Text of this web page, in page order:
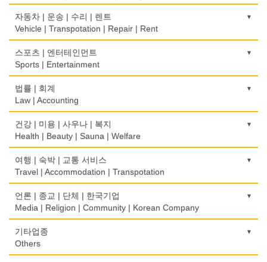
Denturist
한의원/한약
Oriental Herb/Acupuncture
약국
의사-내과
Internal Medicine
의사-물리치료/카이로 프랙터
Physiotherapy/Chiropractic Clinic
의사-비뇨기과
의사-산부인과
Obstetrician
의사-성형외과
Cosmetic Surgeon
결혼상담
Marriage Consulting
Florist
모피점
백화점/선물센터
보석/귀금속/시계
Jeweler/Jeweller
비디오-사진/촬영/편집/공급
Video Service
사진촬영
애완동물용품
Pet Shop
운전학원
Driving School
한글학교
Korean Language School
Boarding House
학교/학원
개인지도-체육
개인지도-음악
Private Lesson-Music
개인지도-옷수선
Private Lesson-Alteration
개인지도-어학/수학
Telephone/Communication Service
컴퓨터 판매/수리
Computer Sales/Repair
International Trade
Insurance/Investment/Finance
부동산 관리
Property Management
채무조정
Bankruptcy
Real Estate
은행/금융기관
Bank/Financing Service
광고 에이전트
Advertising Agency
경보/도난방지
Alarm/Security System
Cemetery/Monument
빨래방/세탁
Coin Laundry/Dry cleaning
상패/트로피
Medal/Trophy
Dry cleaning Equipment
악기사
열쇠
건축시공/개조
Construction/Home Renovation
건축설계사
Architect
Architecture
Home Inspection
간판
Signs
가구판매/수리
Furniture Sales/Repair
Machinery Rebuilding
난방/냉동
자동차 | 운송 | 수리 | 렌트
Vehicle | Transpotation | Repair | Rent
운송/통관/이삿짐
Transportation/Moving
택배
Courier Service
Taxi Service
Automobile/Car
자동차-렌트
Car Rental
자동차-바디샵
Autobody Shop
스포츠 | 엔터테인먼트
Sports | Entertainment
골프장비
Golf Equipment
골프장
Golf/Country Club
가라오케/노래방/카페
Karaoke/Cafe
Dahn Centre
당구장
Billiard Club
볼링장
법률 | 회계
Law | Accounting
교통위반티켓
Traffic Ticket
공인회계사(CPA)
CPA
번역/통역/이력서
Translation/Interpretation/Resume Service
Law Office
회계업무
건강 | 미용 | 사우나 | 복지
Health | Beauty | Sauna | Welfare
건강상담/식품/정보
Health Counseling/Food/Information
의료기
Medical Equipment
Massage
여행 | 숙박 | 교통 서비스
Travel | Accommodation | Transpotation
호텔/모텔/숙박
Hotel/Motel
여행/관광
Travel/Tour
언론 | 종교 | 단체 | 한국기업
Media | Religion | Community | Korean Company
기도원/수양관
Retreat Centre
기타업종
Others